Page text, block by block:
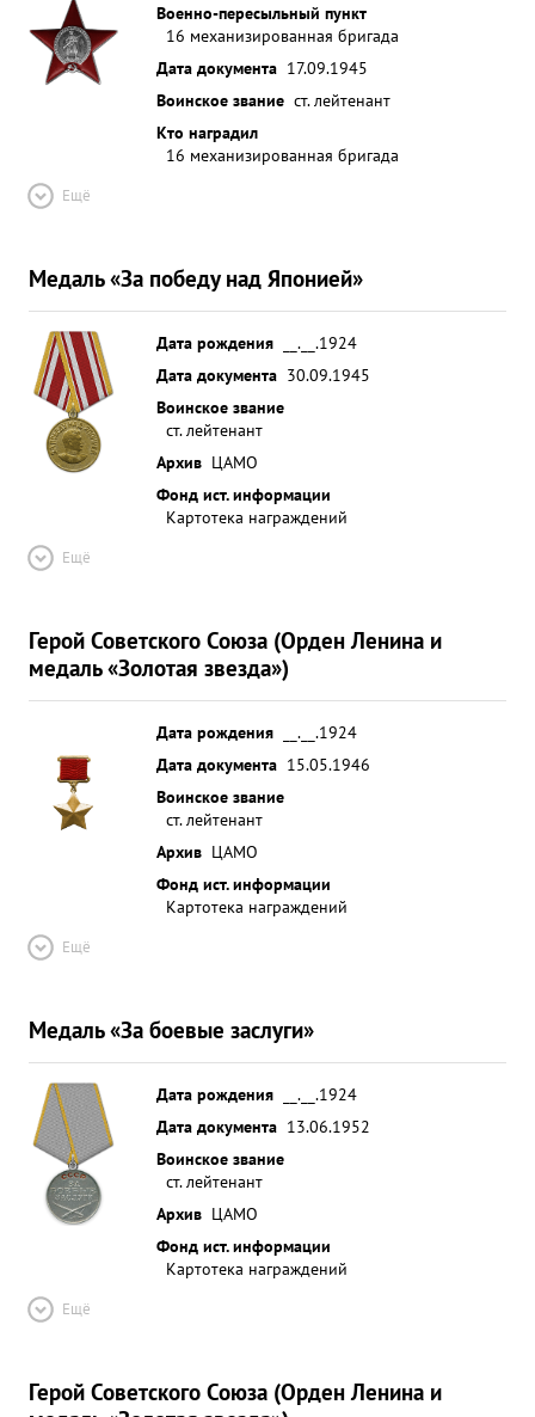
Военно-пересыльный пункт
16 механизированная бригада
Дата документа 17.09.1945
Воинское звание ст. лейтенант
Кто наградил
16 механизированная бригада
Ещё
Медаль «За победу над Японией»
Дата рождения
__.__.1924
Дата документа 30.09.1945
Воинское звание
ст. лейтенант
Архив ЦАМО
Фонд ист. информации
Картотека награждений
Ещё
Герой Советского Союза (Орден Ленина и
медаль «Золотая звезда»)
Дата рождения
__.__.1924
Дата документа 15.05.1946
Воинское звание
ст. лейтенант
Архив ЦАМО
Фонд ист. информации
Картотека награждений
Ещё
Медаль «За боевые заслуги»
Дата рождения
__.__.1924
Дата документа 13.06.1952
Воинское звание
ст. лейтенант
Архив ЦАМО
Фонд ист. информации
Картотека награждений
Ещё
Герой Советского Союза (Орден Ленина и